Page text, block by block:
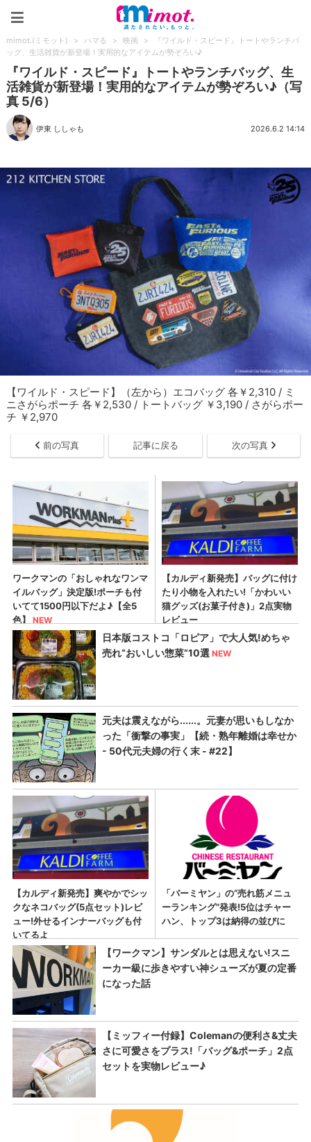
mimot.(ミモット) > ハマる > 映画 >
『ワイルド・スピード』トートやランチバ
ッグ、生活雑貨が新登場！実用的なアイテムが勢ぞろい♪
『ワイルド・スピード』トートやランチバッグ、生
活雑貨が新登場！実用的なアイテムが勢ぞろい♪（写
真 5/6）
伊東 ししゃも 2026.6.2 14:14
【ワイルド・スピード】（左から）エコバッグ 各￥2,310 / ミ
ニさがらポーチ 各￥2,530 / トートバッグ ￥3,190 / さがらポー
チ ￥2,970
前の写真 記事に戻る 次の写真